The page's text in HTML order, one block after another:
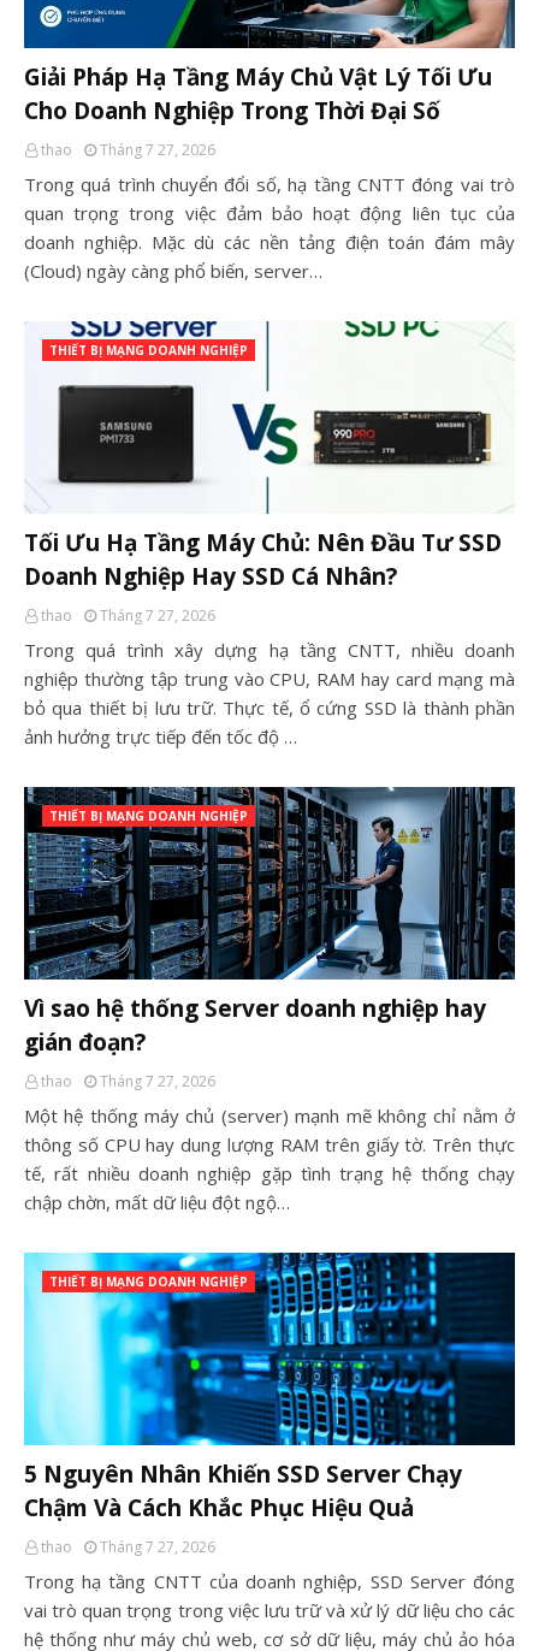
Giải Pháp Hạ Tầng Máy Chủ Vật Lý Tối Ưu
Cho Doanh Nghiệp Trong Thời Đại Số
thao Tháng 7 27, 2026
Trong quá trình chuyển đổi số, hạ tầng CNTT đóng vai trò
quan trọng trong việc đảm bảo hoạt động liên tục của
doanh nghiệp. Mặc dù các nền tảng điện toán đám mây
(Cloud) ngày càng phổ biến, server…
THIẾT BỊ MẠNG DOANH NGHIỆP
Tối Ưu Hạ Tầng Máy Chủ: Nên Đầu Tư SSD
Doanh Nghiệp Hay SSD Cá Nhân?
thao Tháng 7 27, 2026
Trong quá trình xây dựng hạ tầng CNTT, nhiều doanh
nghiệp thường tập trung vào CPU, RAM hay card mạng mà
bỏ qua thiết bị lưu trữ. Thực tế, ổ cứng SSD là thành phần
ảnh hưởng trực tiếp đến tốc độ …
THIẾT BỊ MẠNG DOANH NGHIỆP
Vì sao hệ thống Server doanh nghiệp hay
gián đoạn?
thao Tháng 7 27, 2026
Một hệ thống máy chủ (server) mạnh mẽ không chỉ nằm ở
thông số CPU hay dung lượng RAM trên giấy tờ. Trên thực
tế, rất nhiều doanh nghiệp gặp tình trạng hệ thống chạy
chập chờn, mất dữ liệu đột ngộ…
THIẾT BỊ MẠNG DOANH NGHIỆP
5 Nguyên Nhân Khiến SSD Server Chạy
Chậm Và Cách Khắc Phục Hiệu Quả
thao Tháng 7 27, 2026
Trong hạ tầng CNTT của doanh nghiệp, SSD Server đóng
vai trò quan trọng trong việc lưu trữ và xử lý dữ liệu cho các
hệ thống như máy chủ web, cơ sở dữ liệu, máy chủ ảo hóa